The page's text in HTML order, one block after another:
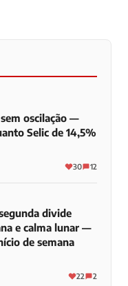
oscilação —
Selic de 14,5%
30 12
divide
e calma lunar —
de semana
22 2